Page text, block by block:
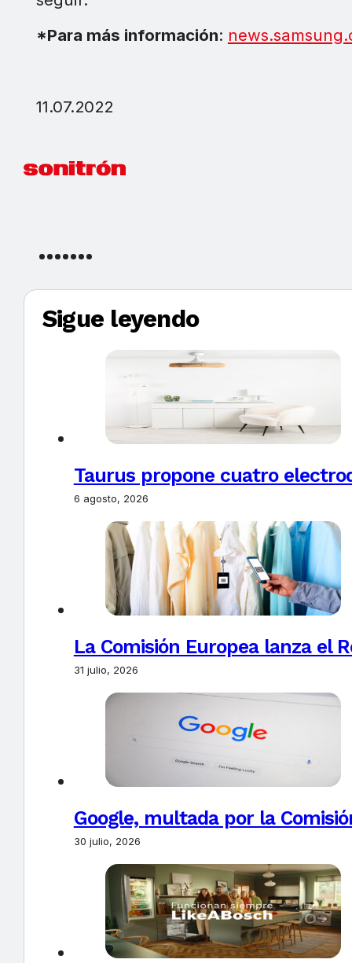
*Para más información:
11.07.2022
Sigue leyendo
Taurus propone cuatro
6 agosto, 2026
La Comisión Europea lanza el
31 julio, 2026
Google, multada por la
30 julio, 2026